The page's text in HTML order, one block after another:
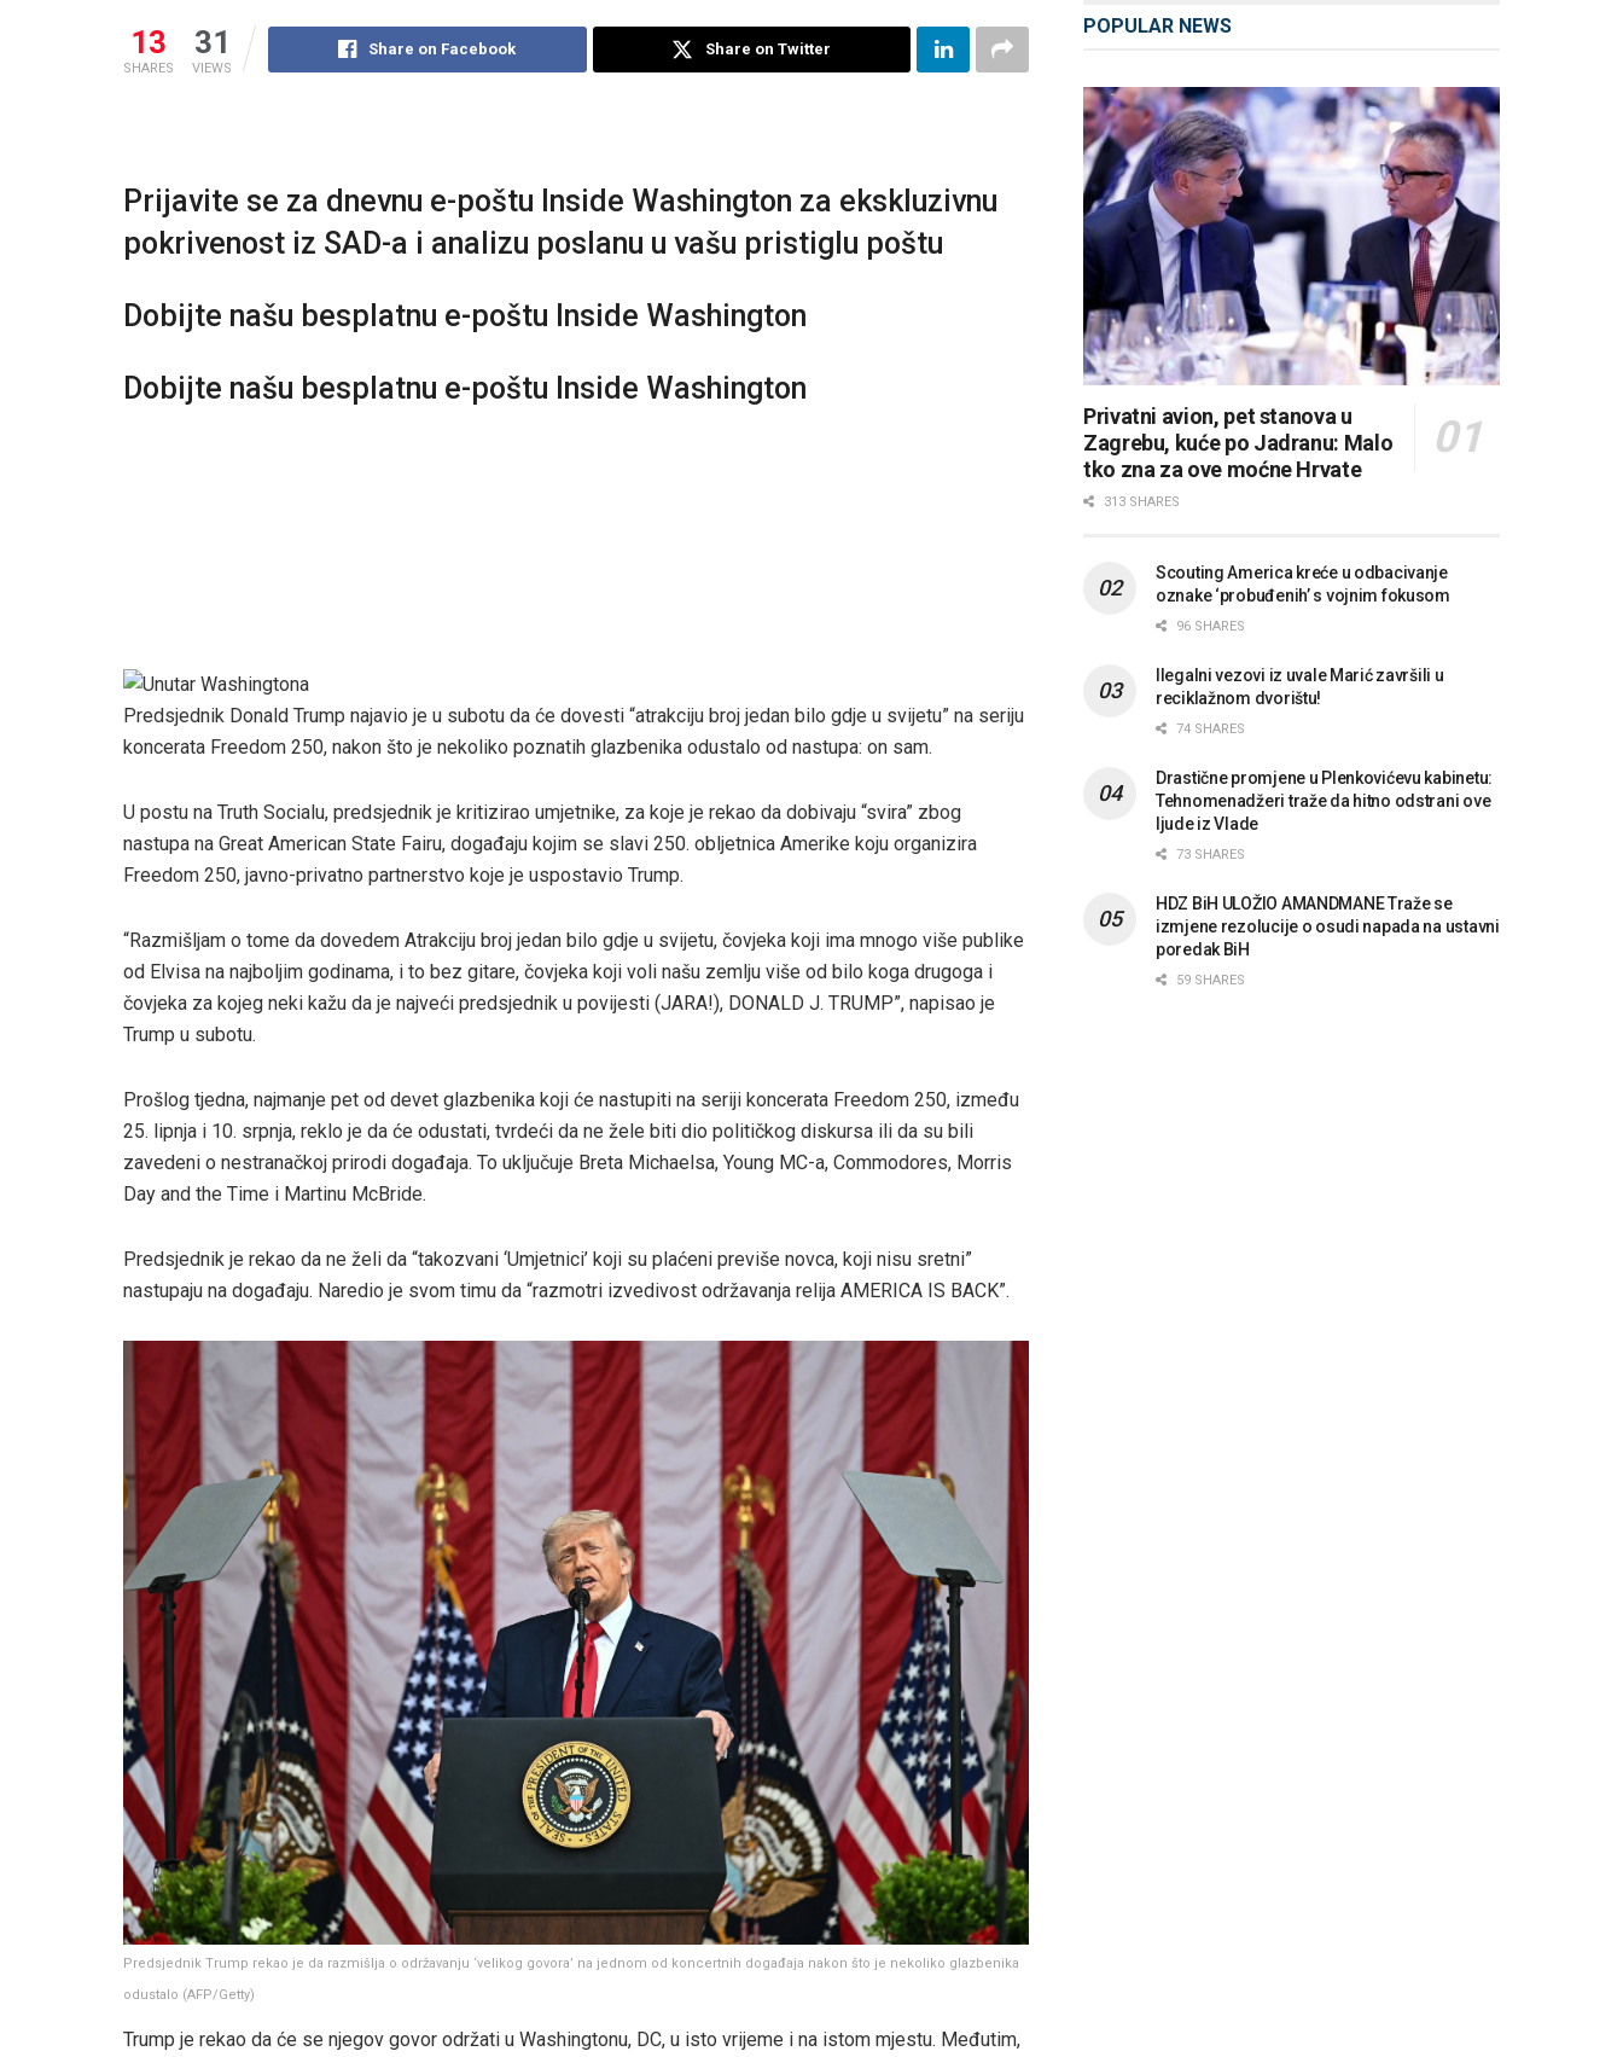
13
SHARES
31
VIEWS
Share on Facebook Share on Twitter
Prijavite se za dnevnu e-poštu Inside Washington za ekskluzivnu
pokrivenost iz SAD-a i analizu poslanu u vašu pristiglu poštu
Dobijte našu besplatnu e-poštu Inside Washington
Dobijte našu besplatnu e-poštu Inside Washington
Predsjednik Donald Trump najavio je u subotu da će dovesti “atrakciju broj jedan bilo gdje u svijetu” na seriju
koncerata Freedom 250, nakon što je nekoliko poznatih glazbenika odustalo od nastupa: on sam.
U postu na Truth Socialu, predsjednik je kritizirao umjetnike, za koje je rekao da dobivaju “svira” zbog
nastupa na Great American State Fairu, događaju kojim se slavi 250. obljetnica Amerike koju organizira
Freedom 250, javno-privatno partnerstvo koje je uspostavio Trump.
“Razmišljam o tome da dovedem Atrakciju broj jedan bilo gdje u svijetu, čovjeka koji ima mnogo više publike
od Elvisa na najboljim godinama, i to bez gitare, čovjeka koji voli našu zemlju više od bilo koga drugoga i
čovjeka za kojeg neki kažu da je najveći predsjednik u povijesti (JARA!), DONALD J. TRUMP”, napisao je
Trump u subotu.
Prošlog tjedna, najmanje pet od devet glazbenika koji će nastupiti na seriji koncerata Freedom 250, između
25. lipnja i 10. srpnja, reklo je da će odustati, tvrdeći da ne žele biti dio političkog diskursa ili da su bili
zavedeni o nestranačkoj prirodi događaja. To uključuje Breta Michaelsa, Young MC-a, Commodores, Morris
Day and the Time i Martinu McBride.
Predsjednik je rekao da ne želi da “takozvani ‘Umjetnici’ koji su plaćeni previše novca, koji nisu sretni”
nastupaju na događaju. Naredio je svom timu da “razmotri izvedivost održavanja relija AMERICA IS BACK”.
Predsjednik Trump rekao je da razmišlja o održavanju ‘velikog govora’ na jednom od koncertnih događaja nakon što je nekoliko glazbenika
odustalo (AFP/Getty)
Trump je rekao da će se njegov govor održati u Washingtonu, DC, u isto vrijeme i na istom mjestu. Međutim,
POPULAR NEWS
Privatni avion, pet stanova u
Zagrebu, kuće po Jadranu: Malo
tko zna za ove moćne Hrvate
313 SHARES
Scouting America kreće u odbacivanje
oznake ‘probuđenih’ s vojnim fokusom
96 SHARES
Ilegalni vezovi iz uvale Marić završili u
reciklažnom dvorištu!
74 SHARES
Drastične promjene u Plenkovićevu kabinetu:
Tehnomenadžeri traže da hitno odstrani ove
ljude iz Vlade
73 SHARES
HDZ BiH ULOŽIO AMANDMANE Traže se
izmjene rezolucije o osudi napada na ustavni
poredak BiH
59 SHARES